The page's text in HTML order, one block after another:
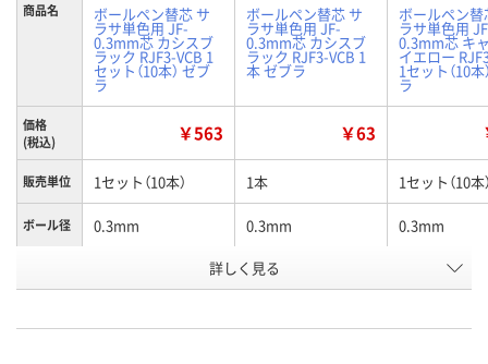
商品名 ボールペン替芯 サ
ラサ単色用 JF-
0.3mm芯 カシスブ
ラック RJF3-VCB 1
セット（10本） ゼブ
ラ
ボールペン替芯 サ
ラサ単色用 JF-
0.3mm芯 カシスブ
ラック RJF3-VCB 1
本 ゼブラ
ボールペン替
ラサ単色用
0.3mm芯 キ
イエロー
1セット（10本
ラ
価格
(税込)
￥563 ￥63
販売単位 1セット（10本） 1本 1セット（10本
ボール径 0.3mm 0.3mm 0.3mm
カシスブラック キャメルイ
号
詳しく見る